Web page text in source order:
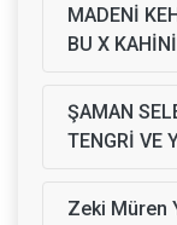
MADENİ
BU X
ŞAMAN
TENGRİ VE
Zeki Müren